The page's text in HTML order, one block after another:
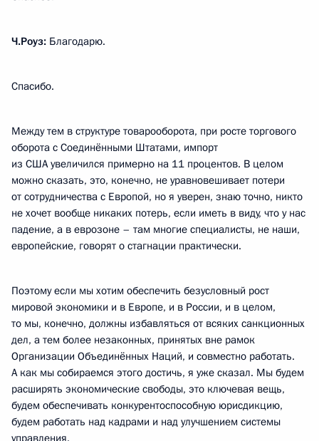
Ч.Роуз: Благодарю.
Спасибо.
Между тем в структуре товарооборота, при росте торгового
оборота с Соединёнными Штатами, импорт
из США увеличился примерно на 11 процентов. В целом
можно сказать, это, конечно, не уравновешивает потери
от сотрудничества с Европой, но я уверен, знаю точно, никто
не хочет вообще никаких потерь, если иметь в виду, что у нас
падение, а в еврозоне – там многие специалисты, не наши,
европейские, говорят о стагнации практически.
Поэтому если мы хотим обеспечить безусловный рост
мировой экономики и в Европе, и в России, и в целом,
то мы, конечно, должны избавляться от всяких санкционных
дел, а тем более незаконных, принятых вне рамок
Организации Объединённых Наций, и совместно работать.
А как мы собираемся этого достичь, я уже сказал. Мы будем
расширять экономические свободы, это ключевая вещь,
будем обеспечивать конкурентоспособную юрисдикцию,
будем работать над кадрами и над улучшением системы
управления.